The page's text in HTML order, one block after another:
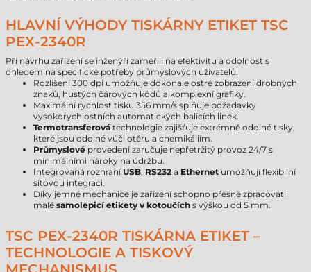
HLAVNÍ VÝHODY TISKÁRNY ETIKET TSC
PEX-2340R
Při návrhu zařízení se inženýři zaměřili na efektivitu a odolnost s
ohledem na specifické potřeby průmyslových uživatelů.
Rozlišení 300 dpi umožňuje dokonale ostré zobrazení drobných
znaků, hustých čárových kódů a komplexní grafiky.
Maximální rychlost tisku 356 mm/s splňuje požadavky
vysokorychlostních automatických balicích linek.
Termotransferová technologie zajišťuje extrémně odolné tisky,
které jsou odolné vůči otěru a chemikáliím.
Průmyslové provedení zaručuje nepřetržitý provoz 24/7 s
minimálními nároky na údržbu.
Integrovaná rozhraní USB, RS232 a Ethernet umožňují flexibilní
síťovou integraci.
Díky jemné mechanice je zařízení schopno přesně zpracovat i
malé samolepicí etikety v kotoučích s výškou od 5 mm.
TSC PEX-2340R TISKÁRNA ETIKET –
TECHNOLOGIE A TISKOVÝ